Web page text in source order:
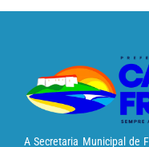
A Secretaria Municipal de